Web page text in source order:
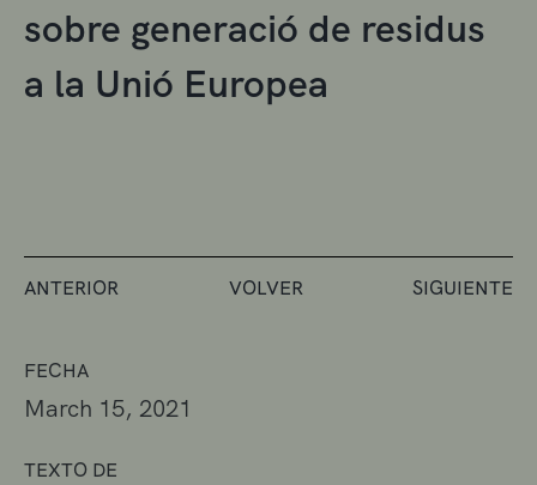
FECHA
March 15, 2021
TEXTO DE
sobre generació de residus
a la Unió Europea
ANTERIOR VOLVER SIGUIENTE